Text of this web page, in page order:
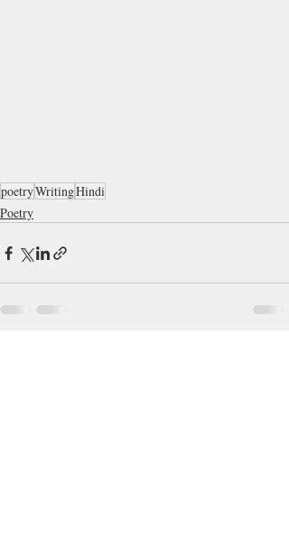
poetryWritingHindi
Poetry